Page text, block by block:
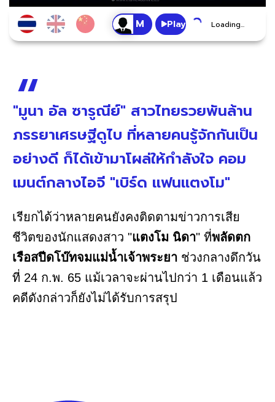
Play Loading...
"มูนา อัล ซารูณีย์" สาวไทยรวยพันล้าน
ภรรยาเศรษฐีดูไบ ที่หลายคนรู้จักกันเป็น
อย่างดี ก็ได้เข้ามาโผล่ให้กำลังใจ คอม
เมนต์กลางไอจี "เบิร์ด แฟนแตงโม"
เรียกได้ว่าหลายคนยังคงติดตามข่าวการเสีย
ชีวิตของนักแสดงสาว "แตงโม นิดา" ที่พลัดตก
เรือสปีดโบ๊ทจมแม่น้ำเจ้าพระยา ช่วงกลางดึกวัน
ที่ 24 ก.พ. 65 แม้เวลาจะผ่านไปกว่า 1 เดือนแล้ว
คดีดังกล่าวก็ยังไม่ได้รับการสรุป